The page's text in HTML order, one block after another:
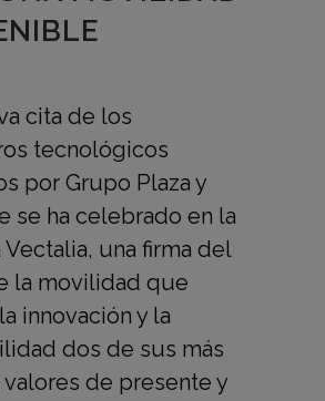
cita de los
tecnológicos
por Grupo Plaza y
se ha celebrado en la
una firma del
la movilidad que
innovación y la
dos de sus más
de presente y